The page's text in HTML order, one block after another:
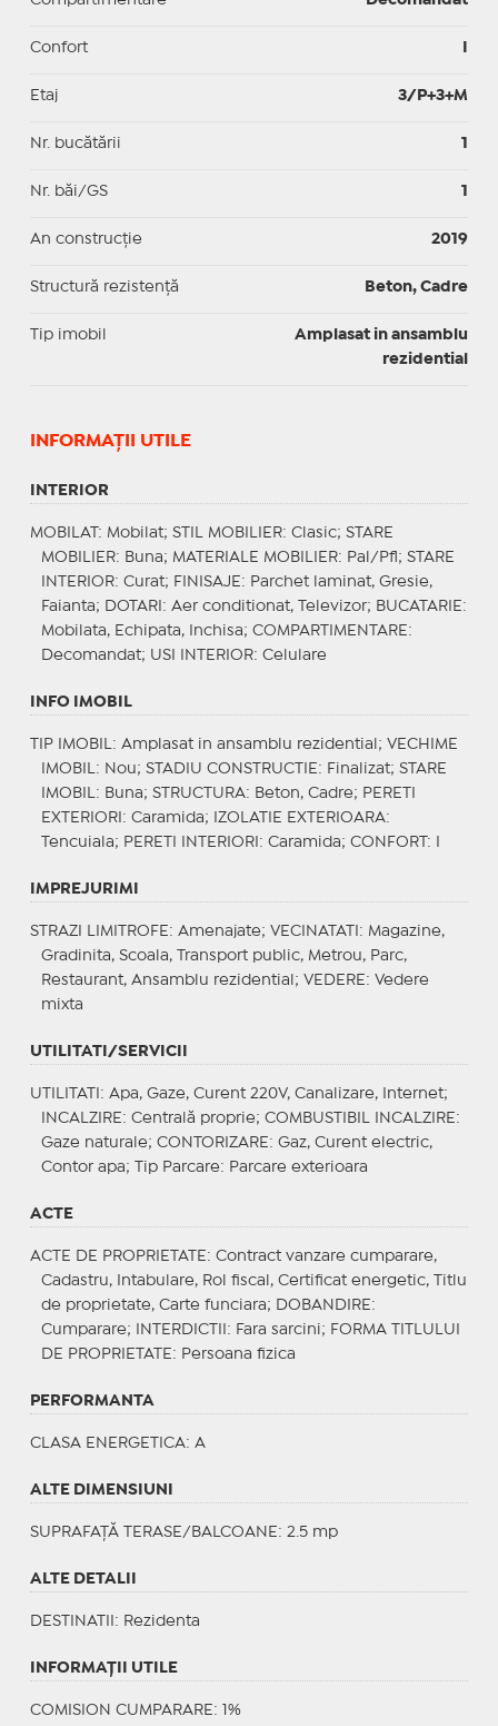
Confort
Etaj 3/P+3+M
Nr. bucătării 1
Nr. băi/GS 1
An construcție 2019
Structură rezistență Beton, Cadre
Tip imobil
Amplasat in ansamblu
rezidential
INFORMAŢII UTILE
INTERIOR
MOBILAT : Mobilat; STIL MOBILIER: Clasic; STARE
MOBILIER: Buna; MATERIALE MOBILIER: Pal/Pfl; STARE
INTERIOR: Curat; FINISAJE : Parchet laminat, Gresie,
Faianta;
DOTARI : Aer conditionat, Televizor; BUCATARIE :
Mobilata, Echipata, Inchisa; COMPARTIMENTARE :
Decomandat; USI INTERIOR: Celulare
INFO IMOBIL
TIP IMOBIL : Amplasat in ansamblu rezidential; VECHIME
IMOBIL : Nou; STADIU CONSTRUCTIE : Finalizat; STARE
IMOBIL : Buna; STRUCTURA: Beton, Cadre; PERETI
EXTERIORI : Caramida; IZOLATIE EXTERIOARA:
Tencuiala; PERETI INTERIORI : Caramida; CONFORT : I
IMPREJURIMI
STRAZI LIMITROFE : Amenajate; VECINATATI : Magazine,
Gradinita, Scoala, Transport public, Metrou, Parc,
Restaurant, Ansamblu rezidential; VEDERE : Vedere
mixta
UTILITATI/SERVICII
UTILITATI : Apa, Gaze, Curent 220V, Canalizare, Internet;
INCALZIRE : Centrală proprie; COMBUSTIBIL INCALZIRE :
Gaze naturale; CONTORIZARE : Gaz, Curent electric,
Contor apa;
Tip Parcare: Parcare exterioara
ACTE
ACTE DE PROPRIETATE : Contract vanzare cumparare,
Cadastru, Intabulare, Rol fiscal, Certificat energetic, Titlu
de proprietate, Carte funciara;
DOBANDIRE :
Cumparare;
INTERDICTII : Fara sarcini; FORMA TITLULUI
DE PROPRIETATE : Persoana fizica
PERFORMANTA
CLASA ENERGETICA: A
ALTE DIMENSIUNI
SUPRAFAȚĂ TERASE/BALCOANE: 2.5 mp
ALTE DETALII
DESTINATII : Rezidenta
INFORMAŢII UTILE
COMISION CUMPARARE: 1%